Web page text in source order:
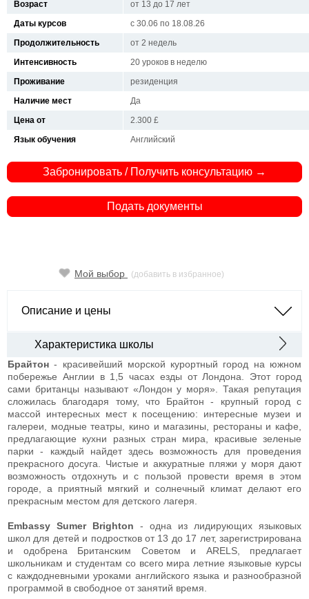
Возраст
от 13 до 17 лет
Даты курсов
с 30.06 по 18.08.26
Продолжительность
от 2 недель
Интенсивность
20 уроков в неделю
Проживание
резиденция
Наличие мест
Да
Цена от
2.300 £
Язык обучения
Английский
Забронировать / Получить консультацию →
Подать документы
Мой выбор (добавить в избранное)
Описание и цены
Характеристика школы
Брайтон- красивейший морской курортный город на южном
побережье Англии в 1,5 часах езды от Лондона. Этот город
сами британцы называют «Лондон у моря». Такая репутация
сложилась благодаря тому, что Брайтон - крупный город с
массой интересных мест к посещению: интересные музеи и
галереи, модные театры, кино и магазины, рестораны и кафе,
предлагающие кухни разных стран мира, красивые зеленые
парки - каждый найдет здесь возможность для проведения
прекрасного досуга. Чистые и аккуратные пляжи у моря дают
возможность отдохнуть и с пользой провести время в этом
городе, а приятный мягкий и солнечный климат делают его
прекрасным местом для детского лагеря.
Embassy Sumer Brighton - одна из лидирующих языковых
школ для детей и подростков от 13 до 17 лет, зарегистрирована
и одобрена Британским Советом и ARELS, предлагает
школьникам и студентам со всего мира летние языковые курсы
с каждодневными уроками английского языка и разнообразной
программой в свободное от занятий время.